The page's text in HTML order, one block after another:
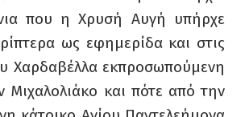
που η Χρυσή Αυγή υπήρχε
ως εφημερίδα και στις
Χαρδαβέλλα εκπροσωπούμενη
Μιχαλολιάκο και πότε από την